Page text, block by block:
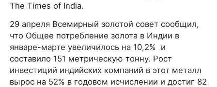
The Times of India.
29 апреля Всемирный золотой совет сообщил,
что Общее потребление золота в Индии в
январе-марте увеличилось на 10,2% и
составило 151 метрическую тонну. Рост
инвестиций индийских компаний в этот металл
вырос на 52% в годовом исчислении и достиг 82